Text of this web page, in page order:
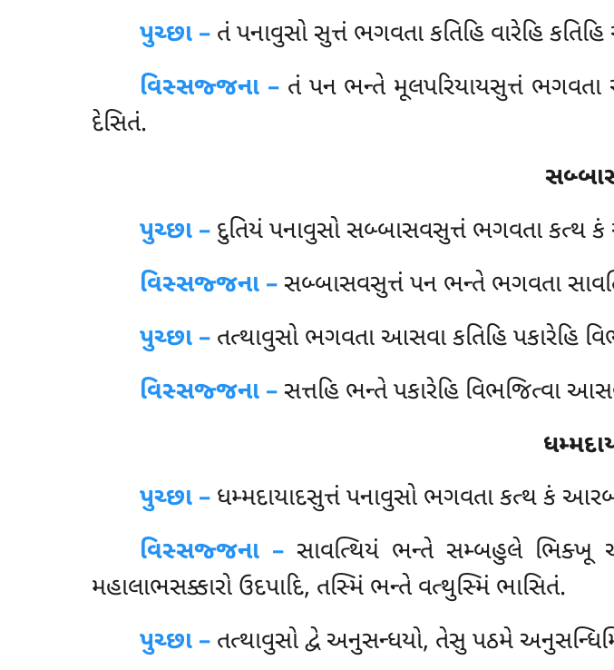
પુચ્છા – તં પનાવુસો સુત્તં ભગવતા કતિહિ વારેહિ
વિસ્સજ્જના – તં પન ભન્તે મૂલપરિયાયસુત્તં ભગવતા
દેસિતં.
પુચ્છા – દુતિયં પનાવુસો સબ્બાસવસુત્તં ભગવતા કત્થ
વિસ્સજ્જના – સબ્બાસવસુત્તં પન ભન્તે ભગવતા
પુચ્છા – તત્થાવુસો ભગવતા આસવા કતિહિ પકારેહિ
વિસ્સજ્જના – સત્તહિ ભન્તે પકારેહિ વિભજિત્વા
પુચ્છા – ધમ્મદાયાદસુત્તંપનાવુસો ભગવતા કત્થ કં
વિસ્સજ્જના – સાવત્થિયં ભન્તે સમ્બહુલે ભિક્ખૂ
મહાલાભસક્કારો ઉદપાદિ, તસ્મિં ભન્તે વત્થુસ્મિં ભાસિતં.
પુચ્છા – તત્થાવુસોદ્વે અનુસન્ધયો, તેસુ પઠમે